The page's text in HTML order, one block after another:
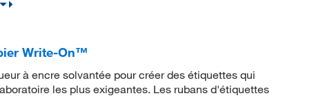
Write-On™
à encre solvantée pour créer des étiquettes qui
les plus exigeantes. Les rubans d'étiquettes